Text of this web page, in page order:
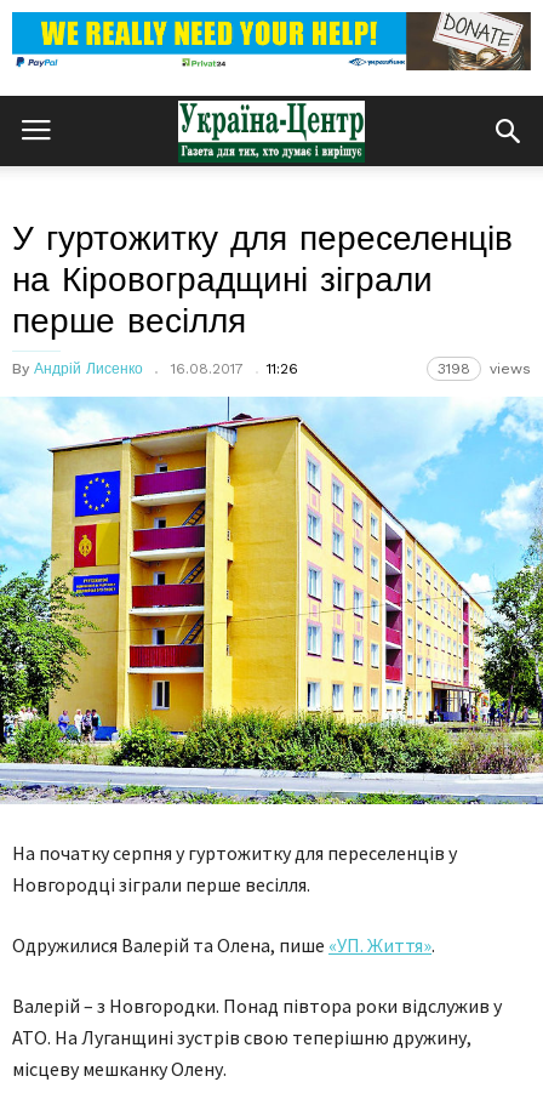
У гуртожитку для переселенців
на Кіровоградщині зіграли
перше весілля
By Андрій Лисенко 16.08.2017 11:26 3198 views
На початку серпня у гуртожитку для переселенців у
Новгородці зіграли перше весілля.
Одружилися Валерій та Олена, пише «УП. Життя».
Валерій – з Новгородки. Понад півтора роки відслужив у
АТО. На Луганщині зустрів свою теперішню дружину,
місцеву мешканку Олену.